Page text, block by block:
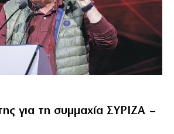
για τη συμμαχία ΣΥΡΙΖΑ –